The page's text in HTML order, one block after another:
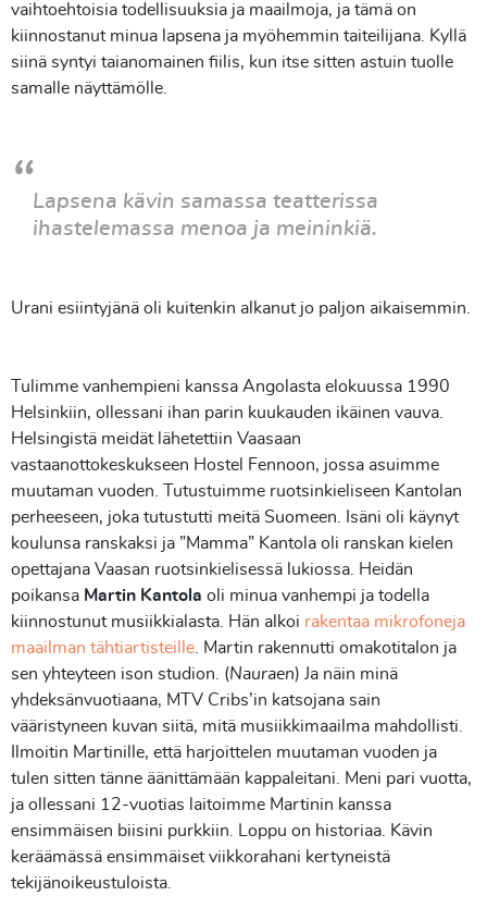
vaihtoehtoisia todellisuuksia ja maailmoja, ja tämä on
kiinnostanut minua lapsena ja myöhemmin taiteilijana. Kyllä
siinä syntyi taianomainen fiilis, kun itse sitten astuin tuolle
samalle näyttämölle.
Lapsena kävin samassa teatterissa
ihastelemassa menoa ja meininkiä.
Urani esiintyjänä oli kuitenkin alkanut jo paljon aikaisemmin.
Tulimme vanhempieni kanssa Angolasta elokuussa 1990
Helsinkiin, ollessani ihan parin kuukauden ikäinen vauva.
Helsingistä meidät lähetettiin Vaasaan
vastaanottokeskukseen Hostel Fennoon, jossa asuimme
muutaman vuoden. Tutustuimme ruotsinkieliseen Kantolan
perheeseen, joka tutustutti meitä Suomeen. Isäni oli käynyt
koulunsa ranskaksi ja ”Mamma” Kantola oli ranskan kielen
opettajana Vaasan ruotsinkielisessä lukiossa. Heidän
poikansa Martin Kantola oli minua vanhempi ja todella
kiinnostunut musiikkialasta. Hän alkoi rakentaa mikrofoneja
maailman tähtiartisteille. Martin rakennutti omakotitalon ja
sen yhteyteen ison studion. (Nauraen) Ja näin minä
yhdeksänvuotiaana, MTV Cribs’in katsojana sain
vääristyneen kuvan siitä, mitä musiikkimaailma mahdollisti.
Ilmoitin Martinille, että harjoittelen muutaman vuoden ja
tulen sitten tänne äänittämään kappaleitani. Meni pari vuotta,
ja ollessani 12-vuotias laitoimme Martinin kanssa
ensimmäisen biisini purkkiin. Loppu on historiaa. Kävin
keräämässä ensimmäiset viikkorahani kertyneistä
tekijänoikeustuloista.